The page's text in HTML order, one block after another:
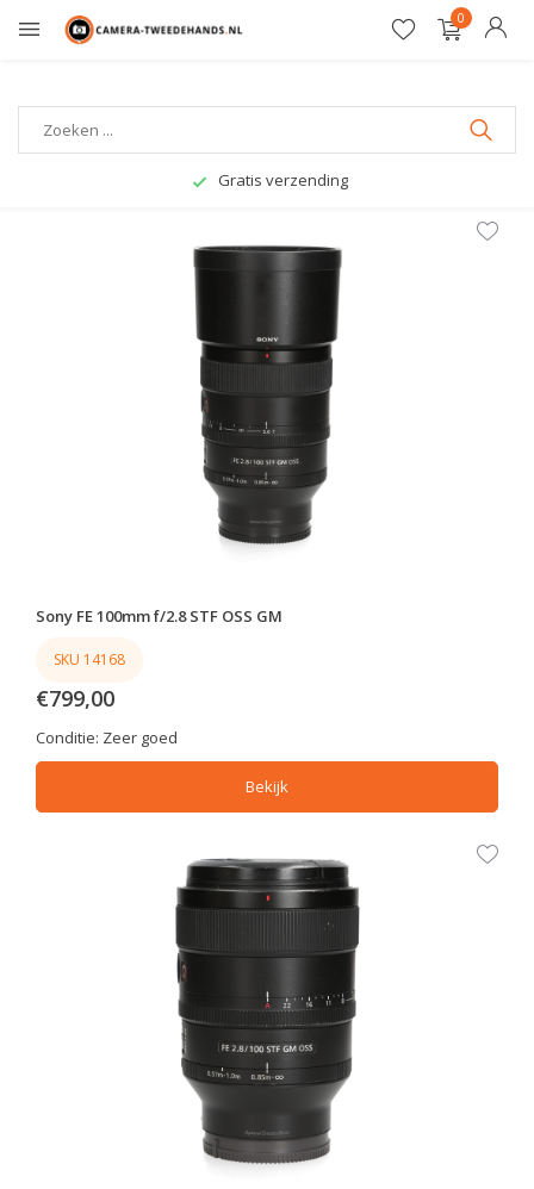
0
Gratis verzending
Sony FE 100mm f/2.8 STF OSS GM
SKU 14168
€799,00
Conditie: Zeer goed
Bekijk